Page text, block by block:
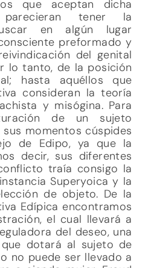
que aceptan dicha
tener la
en algún lugar
preformado y
del genital
lo tanto, de la posición
hasta aquéllos que
consideran la teoría
y misógina. Para
de un sujeto
momentos cúspides
de Edipo, ya que la
decir, sus diferentes
traía consigo la
Superyoica y la
de objeto. De la
Edípica encontramos
el cual llevará a
del deseo, una
dotará al sujeto de
no puede ser llevado a